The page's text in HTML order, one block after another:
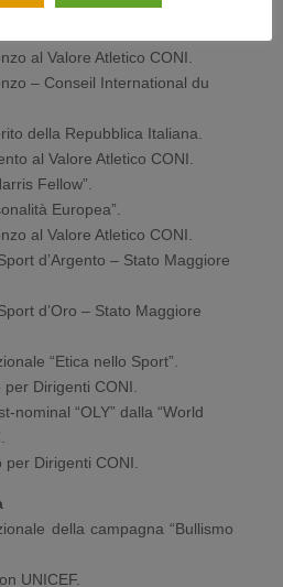
– Conseil International du Sport
al Valore Atletico CONI.
– Conseil International du
della Repubblica Italiana.
al Valore Atletico CONI.
Fellow”.
Europea”.
al Valore Atletico CONI.
d’Argento – Stato Maggiore
d’Oro – Stato Maggiore
“Etica nello Sport”.
Dirigenti CONI.
nominal “OLY” dalla “World
per Dirigenti CONI.
della campagna “Bullismo
UNICEF.